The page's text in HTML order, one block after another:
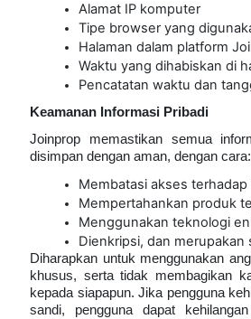
Alamat IP komputer
Tipe browser yang
Halaman dalam platform
Waktu yang dihabiskan di
Pencatatan waktu dan
Keamanan Informasi Pribadi
Joinprop memastikan semua
disimpan dengan aman, dengan cara:
Membatasi akses
Mempertahankan produk
Menggunakan teknologi
Dienkripsi, dan merupakan
Diharapkan untuk menggunakan
khusus, serta tidak membagikan
kepada siapapun. Jika pengguna
sandi, pengguna dapat